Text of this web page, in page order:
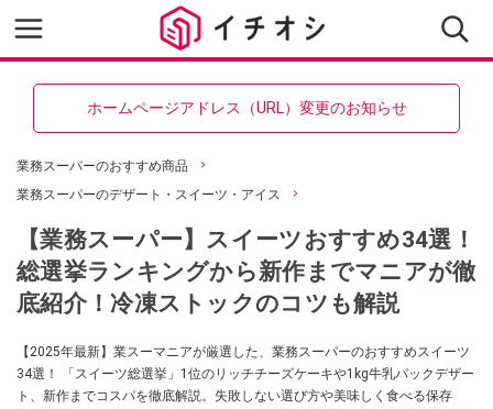
ホームページアドレス（URL）変更のお知らせ
業務スーパーのおすすめ商品
業務スーパーのデザート・スイーツ・アイス
【業務スーパー】スイーツおすすめ34選！
総選挙ランキングから新作までマニアが徹
底紹介！冷凍ストックのコツも解説
【2025年最新】業スーマニアが厳選した、業務スーパーのおすすめスイーツ
34選！ 「スイーツ総選挙」1位のリッチチーズケーキや1kg牛乳パックデザー
ト、新作までコスパを徹底解説。失敗しない選び方や美味しく食べる保存